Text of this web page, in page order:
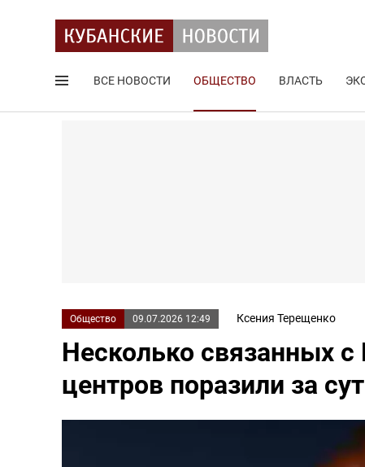
ВСЕ НОВОСТИ ОБЩЕСТВО ВЛАСТЬ
Общество 09.07.2026 12:49 Ксения Терещенко
Несколько связанных с
центров поразили за